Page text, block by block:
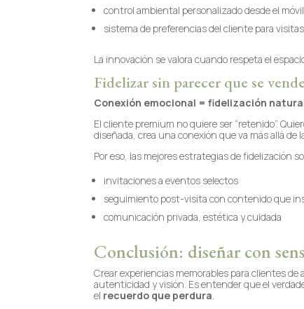
control ambiental personalizado desde el móvil
sistema de preferencias del cliente para
La innovación se valora cuando respeta el
Fidelizar sin parecer que se vende
Conexión emocional = fidelización
El cliente premium no quiere ser “retenido”.
diseñada, crea una conexión que va más allá de
Por eso, las mejores estrategias de fidelización
invitaciones a eventos selectos
seguimiento post-visita con contenido que
comunicación privada, estética y cuidada
Conclusión: diseñar con
Crear experiencias memorables para clientes
autenticidad y visión. Es entender que el
el recuerdo que perdura.